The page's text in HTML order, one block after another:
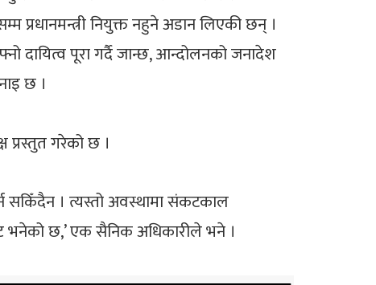
नियुक्त नहुने अडान लिएकी छन् ।
दायित्व पूरा गर्दै जान्छ, आन्दोलनको जनादेश
छ ।
गरेको छ ।
सकिँदैन । त्यस्तो अवस्थामा संकटकाल
भनेको छ,’ एक सैनिक अधिकारीले भने ।